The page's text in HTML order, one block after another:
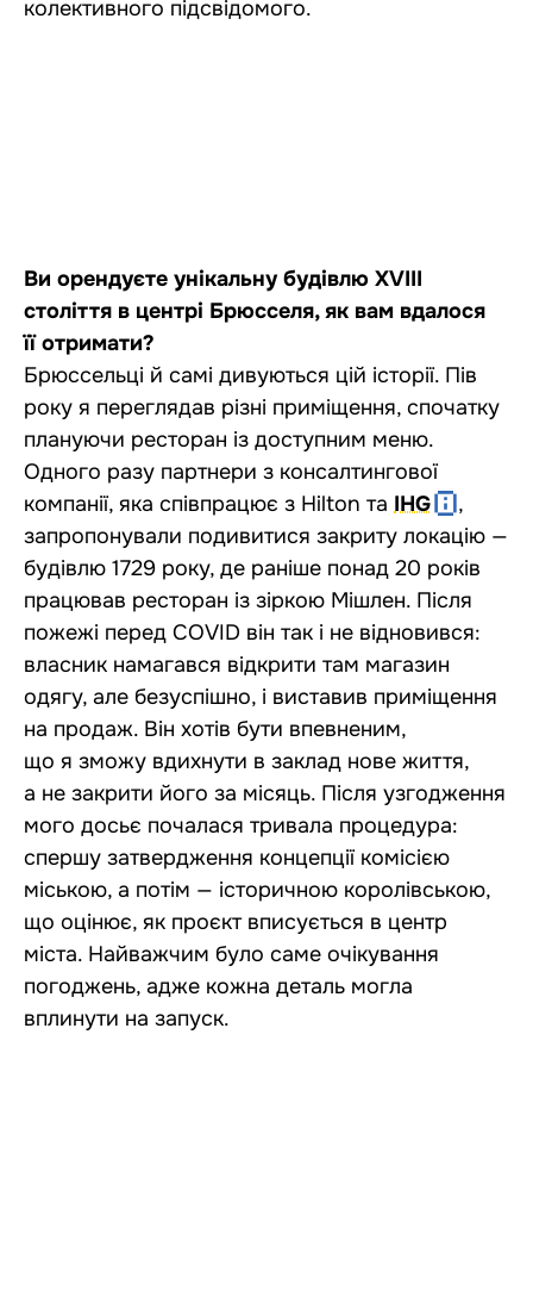
колективного підсвідомого.
Ви орендуєте унікальну будівлю XVIII
століття в центрі Брюсселя, як вам вдалося
її отримати?
Брюссельці й самі дивуються цій історії. Пів
року я переглядав різні приміщення, спочатку
плануючи ресторан із доступним меню.
Одного разу партнери з консалтингової
компанії, яка співпрацює з Hilton та IHG
,
запропонували подивитися закриту локацію —
будівлю 1729 року, де раніше понад 20 років
працював ресторан із зіркою Мішлен. Після
пожежі перед COVID він так і не відновився:
власник намагався відкрити там магазин
одягу, але безуспішно, і виставив приміщення
на продаж. Він хотів бути впевненим,
що я зможу вдихнути в заклад нове життя,
а не закрити його за місяць. Після узгодження
мого досьє почалася тривала процедура:
спершу затвердження концепції комісією
міською, а потім — історичною королівською,
що оцінює, як проєкт вписується в центр
міста. Найважчим було саме очікування
погоджень, адже кожна деталь могла
вплинути на запуск.